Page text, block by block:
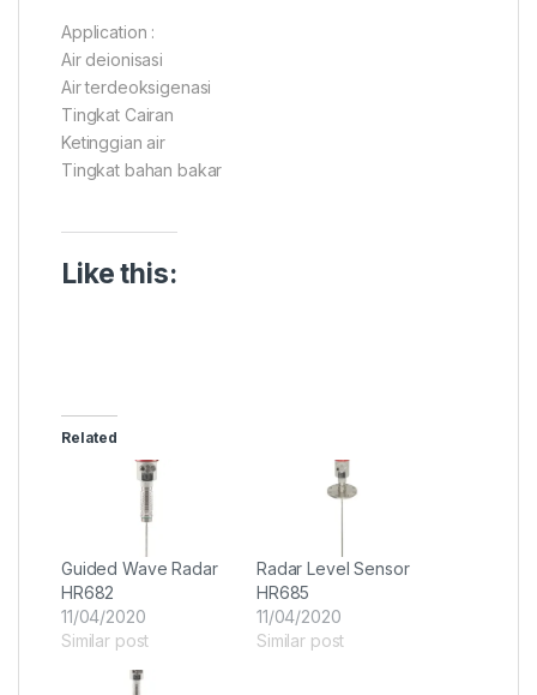
Application :
Air deionisasi
Air terdeoksigenasi
Tingkat Cairan
Ketinggian air
Tingkat bahan bakar
Like this:
Related
Guided Wave Radar
HR682
11/04/2020
Similar post
Radar Level Sensor
HR685
11/04/2020
Similar post